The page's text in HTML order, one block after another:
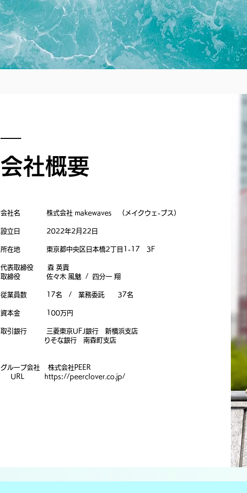
会社概要
会社名 株式会社 makewaves （メイクウェ-ブス）
設立日 2022年2月22日
所在地 東京都中央区日本橋2丁目1-17 3F
代表取締役 森 英貴
取締役 佐々木 風魅 / 四分一 翔
従業員数 17名 / 業務委託 37名
資本金 100万円
取引銀行 三菱東京UFJ銀行 新横浜支店
りそな銀行 南森町支店
グループ会社 株式会社PEER
URL
https://peerclover.co.jp/